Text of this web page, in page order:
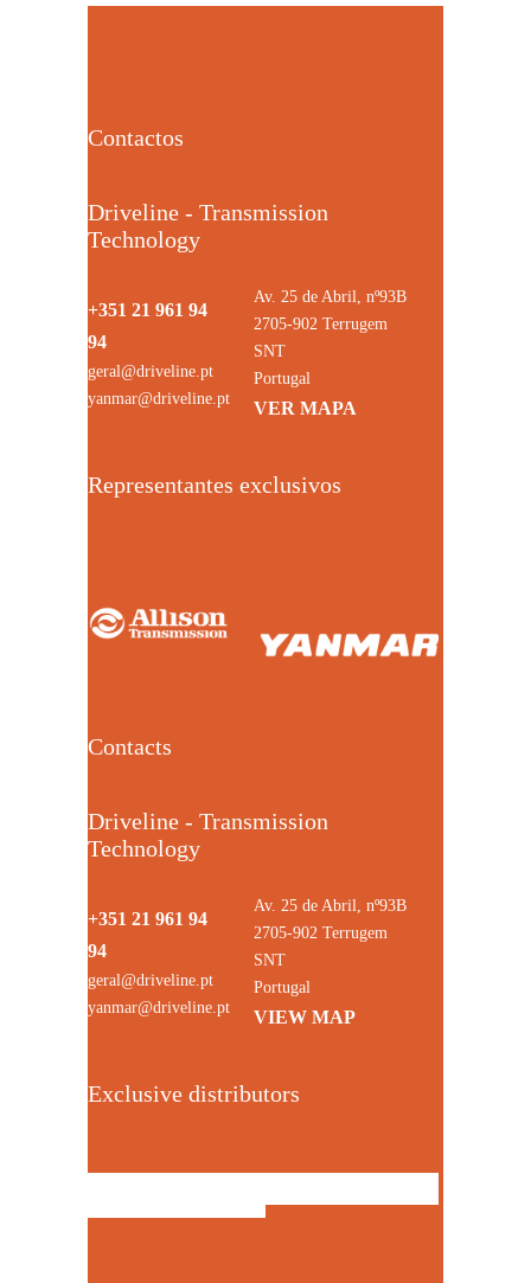
Contactos
Driveline - Transmission
Technology
+351 21 961 94
94
geral@driveline.pt
yanmar@driveline.pt
Av. 25 de Abril, nº93B
2705-902 Terrugem
SNT
Portugal
VER MAPA
Representantes exclusivos
Contacts
Driveline - Transmission
Technology
+351 21 961 94
94
geral@driveline.pt
yanmar@driveline.pt
Av. 25 de Abril, nº93B
2705-902 Terrugem
SNT
Portugal
VIEW MAP
Exclusive distributors